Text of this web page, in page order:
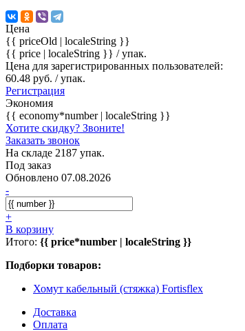
Цена
{{ priceOld | localeString }}
{{ price | localeString }} / упак.
Цена для зарегистрированных пользователей:
60.48 руб. / упак.
Регистрация
Экономия
{{ economy*number | localeString }}
Хотите скидку? Звоните!
Заказать звонок
На складе 2187 упак.
Под заказ
Обновлено 07.08.2026
-
+
В корзину
Итого: {{ price*number | localeString }}
Подборки товаров:
Хомут кабельный (стяжка) Fortisflex
Доставка
Оплата